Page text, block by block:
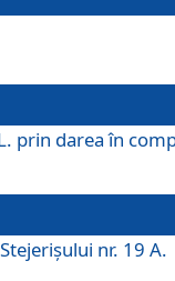
prin darea în
nr. 19 A.